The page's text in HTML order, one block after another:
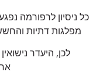
כל ניסיון לרפורמה נפגע
מפלגות דתיות
לכן, היעדר נישואין